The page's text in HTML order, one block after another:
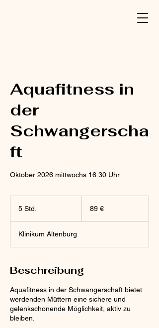
Aquafitness in
der
Schwangerscha
ft
Oktober 2026 mittwochs 16:30 Uhr
5 Std.
d
.
89 €
Klinikum Altenburg
Beschreibung
Aquafitness in der Schwangerschaft bietet
werdenden Müttern eine sichere und
gelenkschonende Möglichkeit, aktiv zu
bleiben.